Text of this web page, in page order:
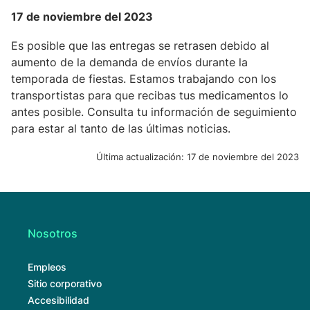
17 de noviembre del 2023
Es posible que las entregas se retrasen debido al
aumento de la demanda de envíos durante la
temporada de fiestas. Estamos trabajando con los
transportistas para que recibas tus medicamentos lo
antes posible. Consulta tu información de seguimiento
para estar al tanto de las últimas noticias.
Última actualización: 17 de noviembre del 2023
Nosotros
Empleos
Sitio corporativo
Accesibilidad